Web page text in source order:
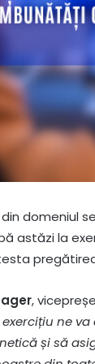
domeniul
astăzi la
,
exercițiu ne
și să